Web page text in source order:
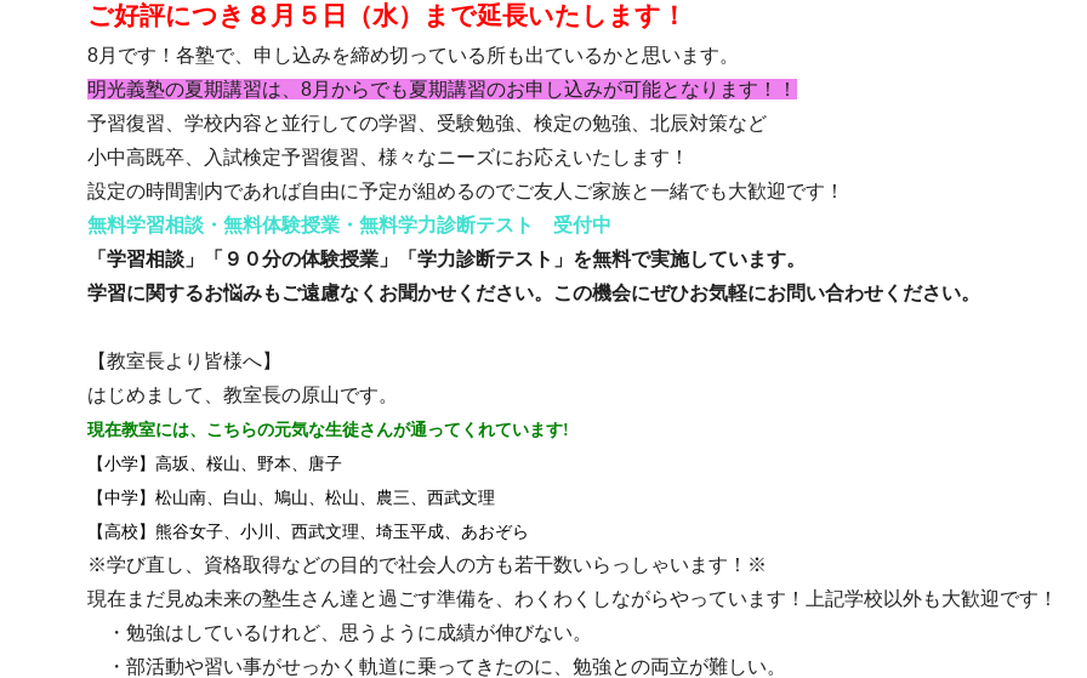
ご好評につき８月５日（水）まで延長いたします！
8月です！各塾で、申し込みを締め切っている所も出ているかと思います。
明光義塾の夏期講習は、8月からでも夏期講習のお申し込みが可能となります！！
予習復習、学校内容と並行しての学習、受験勉強、検定の勉強、北辰対策など
小中高既卒、入試検定予習復習、様々なニーズにお応えいたします！
設定の時間割内であれば自由に予定が組めるのでご友人ご家族と一緒でも大歓迎です！
無料学習相談・無料体験授業・無料学力診断テスト 受付中
「学習相談」「９０分の体験授業」「学力診断テスト」を無料で実施しています。
学習に関するお悩みもご遠慮なくお聞かせください。この機会にぜひお気軽にお問い合わせください。
【教室長より皆様へ】
はじめまして、教室長の原山です。
現在教室には、こちらの元気な生徒さんが通ってくれています!
【小学】高坂、桜山、野本、唐子
【中学】松山南、白山、鳩山、松山、農三、西武文理
【高校】熊谷女子、小川、西武文理、埼玉平成、あおぞら
※学び直し、資格取得などの目的で社会人の方も若干数いらっしゃいます！※
現在まだ見ぬ未来の塾生さん達と過ごす準備を、わくわくしながらやっています！上記学校以外も大歓迎です！
・勉強はしているけれど、思うように成績が伸びない。
・部活動や習い事がせっかく軌道に乗ってきたのに、勉強との両立が難しい。